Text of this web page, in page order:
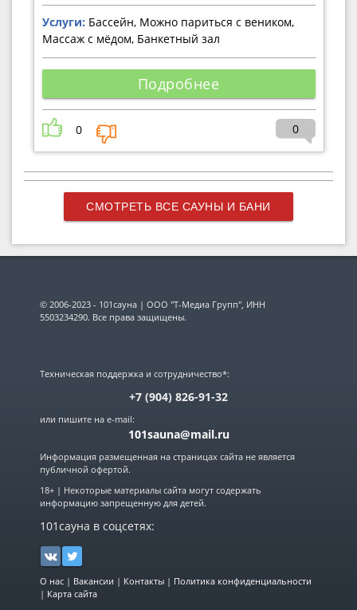
Услуги: Бассейн, Можно париться с веником,
Массаж с мёдом, Банкетный зал
Подробнее
0 0
СМОТРЕТЬ ВСЕ САУНЫ И БАНИ
© 2006-2023 - 101сауна | ООО "Т-Медиа Групп", ИНН
5503234290. Все права защищены.
Техническая поддержка и сотрудничество*:
+7 (904) 826-91-32
или пишите на e-mail:
101sauna@mail.ru
Информация размещенная на страницах сайта не является
публичной офертой.
18+ | Некоторые материалы сайта могут содержать
информацию запрещенную для детей.
101сауна в соцсетях:
О нас | Вакансии | Контакты | Политика конфиденциальности
| Карта сайта